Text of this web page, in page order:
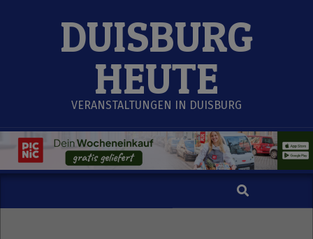
DUISBURG
HEUTE
VERANSTALTUNGEN IN DUISBURG
Search